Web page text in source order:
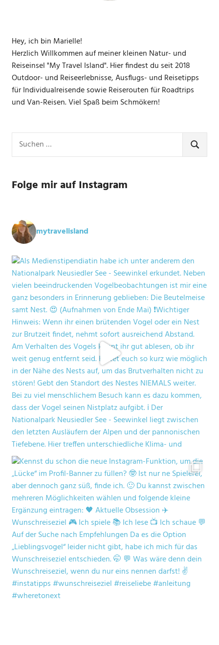
Hey, ich bin Marielle!
Herzlich Willkommen auf meiner kleinen Natur- und
Reiseinsel "My Travel Island". Hier findest du seit 2018
Outdoor- und Reiseerlebnisse, Ausflugs- und Reisetipps
für Individualreisende sowie Reiserouten für Roadtrips
und Van-Reisen. Viel Spaß beim Schmökern!
nach:
SUCHEN
Folge mir auf Instagram
mytravelisland